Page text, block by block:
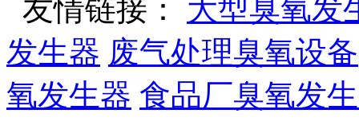
友情链接： 大型臭氧发
发生器 废气处理臭氧设备
氧发生器 食品厂臭氧发